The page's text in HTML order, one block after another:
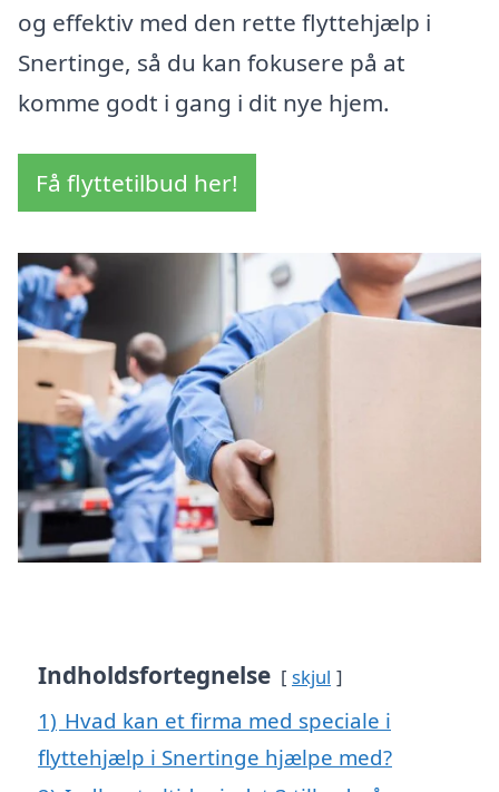
og effektiv med den rette flyttehjælp i
Snertinge, så du kan fokusere på at
komme godt i gang i dit nye hjem.
Få flyttetilbud her!
Indholdsfortegnelse skjul
1) Hvad kan et firma med speciale i
flyttehjælp i Snertinge hjælpe med?